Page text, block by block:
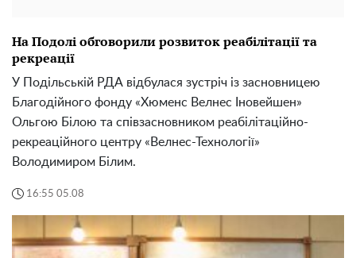
На Подолі обговорили розвиток реабілітації та
рекреації
У Подільській РДА відбулася зустріч із засновницею
Благодійного фонду «Хюменс Велнес Іновейшен»
Ольгою Білою та співзасновником реабілітаційно-
рекреаційного центру «Велнес-Технології»
Володимиром Білим.
16:55 05.08